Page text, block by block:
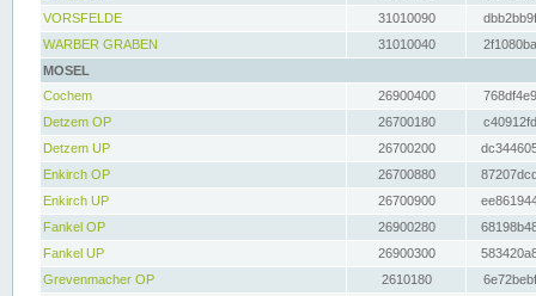
VORSFELDE
31010090
WARBER GRABEN
31010040
MOSEL
Cochem
26900400
Detzem OP
26700180
Detzem UP
26700200
Enkirch OP
26700880
Enkirch UP
26700900
Fankel OP
26900280
Fankel UP
26900300
Grevenmacher OP
2610180